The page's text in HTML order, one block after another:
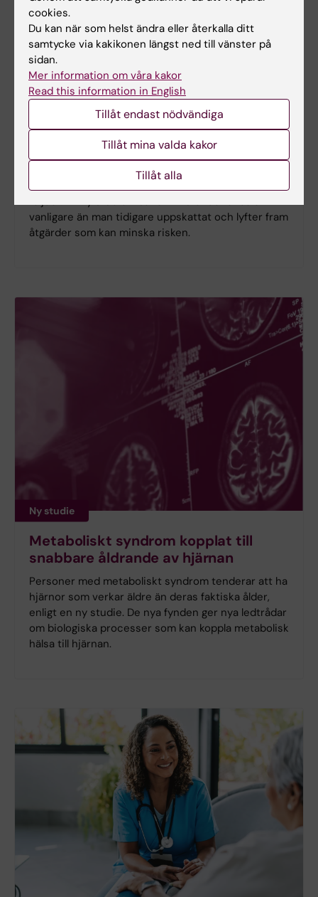
Ny studie
Spädbarnskollaps ovanligt men kan
få allvarliga konsekvenser
Plötslig oväntad spädbarnskollaps under den första
levnadsveckan är ovanligt, men kan få allvarliga
följder. En ny studie visar att tillståndet ändå är
vanligare än man tidigare uppskattat och lyfter fram
åtgärder som kan minska risken.
Ny studie
Metaboliskt syndrom kopplat till
snabbare åldrande av hjärnan
Personer med metaboliskt syndrom tenderar att ha
hjärnor som verkar äldre än deras faktiska ålder,
enligt en ny studie. De nya fynden ger nya ledtrådar
om biologiska processer som kan koppla metabolisk
hälsa till hjärnan.
cookies.
Du kan när som helst ändra eller återkalla ditt
samtycke via kakikonen längst ned till vänster på
sidan.
Mer information om våra kakor
Read this information in English
Tillåt endast nödvändiga
Tillåt mina valda kakor
Tillåt alla